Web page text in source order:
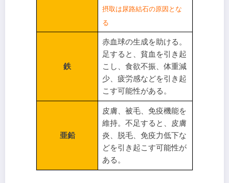
摂取は尿路結石の原因とな
る
鉄
赤血球の生成を助ける。
足すると、貧血を引き起
こし、食欲不振、体重減
少、疲労感などを引き起
こす可能性がある。
亜鉛
皮膚、被毛、免疫機能を
維持。不足すると、皮膚
炎、脱毛、免疫力低下な
どを引き起こす可能性が
ある。